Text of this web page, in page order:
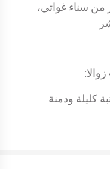
من سناء غواتي،
كليلة ودمنة